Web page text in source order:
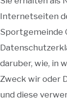
Internetseiten
Sportgemeinde
daruber, wie, in
Zweck wir oder
und diese